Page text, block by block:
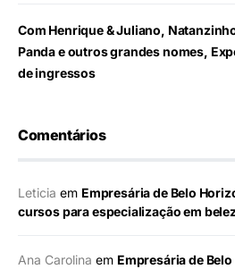
Com Henrique & Juliano,
Panda e outros grandes nomes,
de ingressos
Comentários
Leticia em Empresária de Belo
cursos para especialização em
Ana Carolina em Empresária de